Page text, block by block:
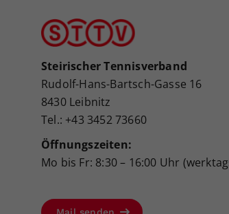
Steirischer Tennisverband
Rudolf-Hans-Bartsch-Gasse 16
8430 Leibnitz
Tel.: +43 3452 73660
Öffnungszeiten:
Mo bis Fr: 8:30 – 16:00 Uhr
Mail senden